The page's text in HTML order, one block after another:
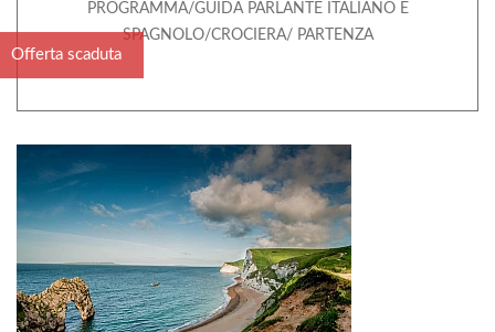
Offerta scaduta
PROGRAMMA/GUIDA PARLANTE ITALIANO E
SPAGNOLO/CROCIERA/ PARTENZA